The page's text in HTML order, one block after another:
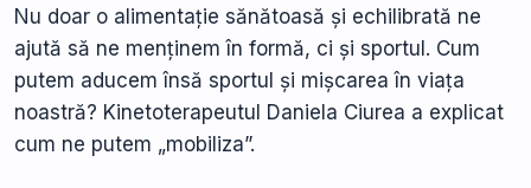
Nu doar o alimentație sănătoasă și echilibrată ne
ajută să ne menținem în formă, ci și sportul. Cum
putem aducem însă sportul și mișcarea în viața
noastră? Kinetoterapeutul Daniela Ciurea a explicat
cum ne putem „mobiliza”.